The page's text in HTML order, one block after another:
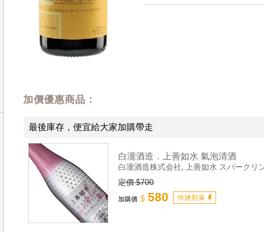
加價優惠商品：
最後庫存，便宜給大家加購帶走
白瀧酒造．上善如水 氣泡清酒
白瀧酒造株式会社, 上善如水 スパークリ
定價 $700
加購價 $ 580